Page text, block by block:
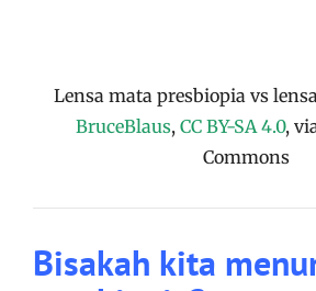
Lensa mata presbiopia vs
BruceBlaus, CC BY-SA 4.0,
Commons
Bisakah kita